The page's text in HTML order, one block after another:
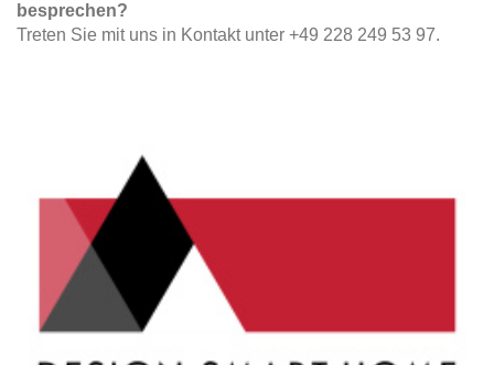
besprechen?
Treten Sie mit uns in Kontakt unter +49 228 249 53 97.